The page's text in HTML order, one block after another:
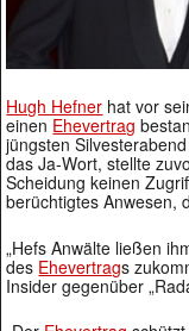
Hugh Hefner hat vor
einen Ehevertrag
jüngsten
das Ja-Wort, stellte
Scheidung keinen
berüchtigtes Anwesen,
„Hefs Anwälte ließen
des Ehevertrags
Insider gegenüber